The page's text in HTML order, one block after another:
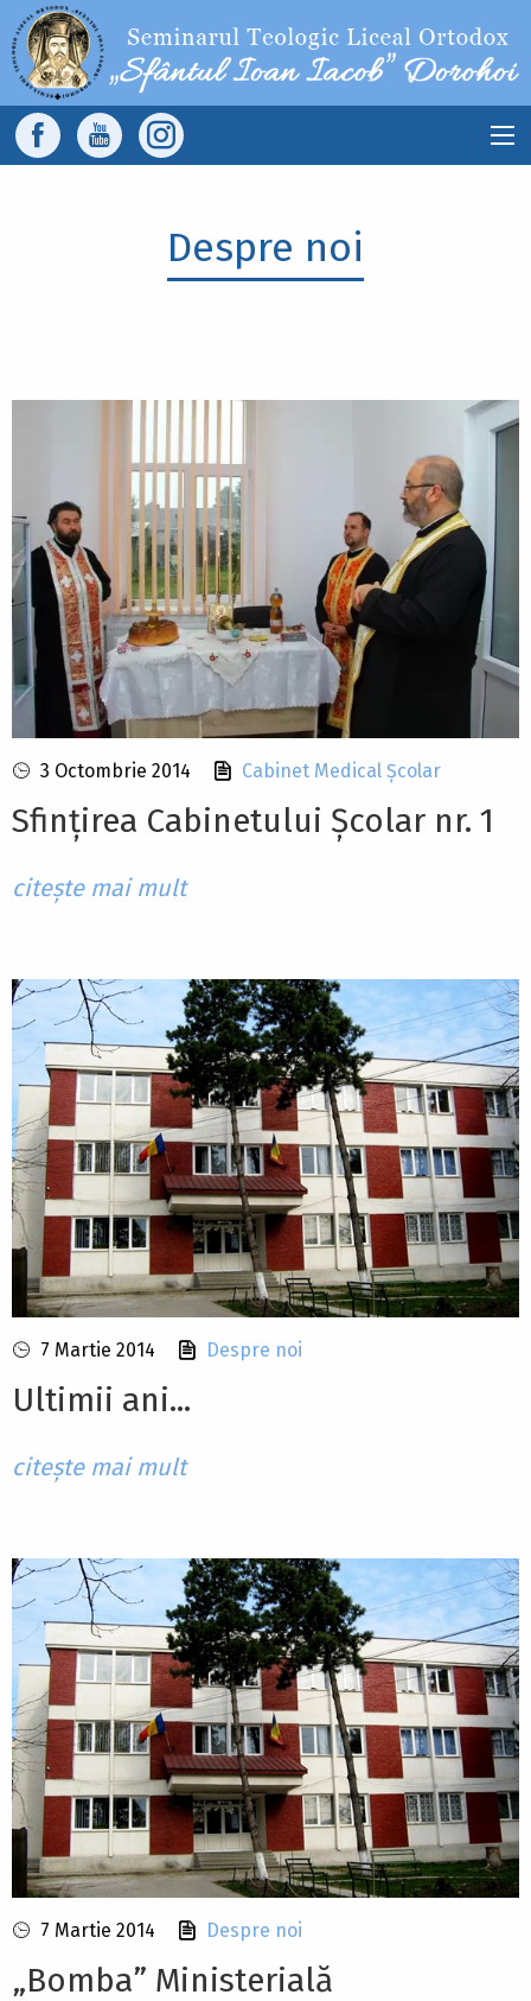
Sari la conținutul principal
Main
Despre noi
3 Octombrie 2014 Cabinet Medical Școlar
Sfințirea Cabinetului Școlar nr. 1
citește mai mult
7 Martie 2014 Despre noi
Ultimii ani...
citește mai mult
7 Martie 2014 Despre noi
„Bomba” Ministerială